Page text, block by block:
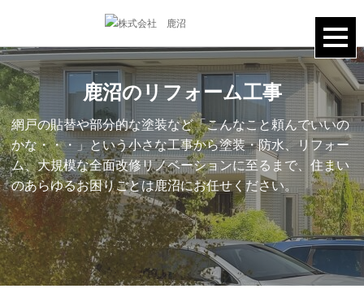
鹿沼のリフォーム工事
網戸の貼替や部分的な塗装など「こんなこと頼んでいいの
かな・・・」という小さな工事から塗装・防水、リフォー
ム、大規模な全面改修リノベーションに至るまで、住まい
のあらゆるお困りごとは鹿沼にお任せください。